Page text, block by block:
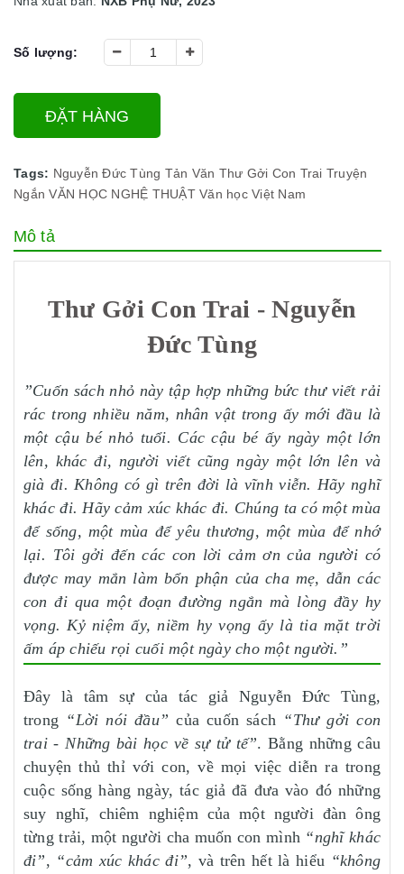
Số lượng:
ĐẶT HÀNG
Tags: Nguyễn Đức Tùng Tản Văn Thư Gởi Con Trai Truyện
Ngắn VĂN HỌC NGHỆ THUẬT Văn học Việt Nam
Mô tả
Thư Gởi Con Trai - Nguyễn
Đức Tùng
”Cuốn sách nhỏ này tập hợp những bức thư viết rải
rác trong nhiều năm, nhân vật trong ấy mới đầu là
một cậu bé nhỏ tuổi. Các cậu bé ấy ngày một lớn
lên, khác đi, người viết cũng ngày một lớn lên và
già đi. Không có gì trên đời là vĩnh viễn. Hãy nghĩ
khác đi.Hãy cảm xúc khác đi. Chúng ta có một mùa
để sống, một mùa để yêu thương, một mùa để nhớ
lại. Tôi gởi đến các con lời cảm ơn của người có
được may mắn làm bổn phận của cha mẹ, dẫn các
con đi qua một đoạn đường ngắn mà lòng đầy hy
vọng. Kỷ niệm ấy, niềm hy vọng ấy là tia mặt trời
ấm áp chiếu rọi cuối một ngày cho một người.”
Đây là tâm sự của tác giả Nguyễn Đức Tùng,
trong “Lời nói đầu” của cuốn sách “Thư gởi con
trai - Những bài học về sự tử tế”. Bằng những câu
chuyện thủ thỉ với con, về mọi việc diễn ra trong
cuộc sống hàng ngày, tác giả đã đưa vào đó những
suy nghĩ, chiêm nghiệm của một người đàn ông
từng trải, một người cha muốn con mình “nghĩ khác
đi”, “cảm xúc khác đi”, và trên hết là hiểu “không